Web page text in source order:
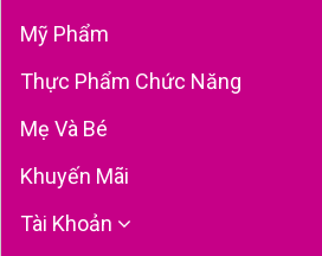
Mỹ Phẩm
Thực Phẩm Chức Năng
Mẹ Và Bé
Khuyến Mãi
Tài Khoản